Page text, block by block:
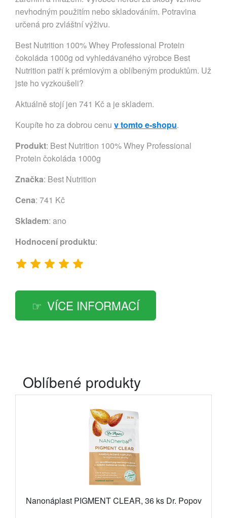
nevhodným použitím nebo skladováním. Potravina
určená pro zvláštní výživu.
Best Nutrition 100% Whey Professional Protein
čokoláda 1000g od vyhledávaného výrobce Best
Nutrition patří k prémiovým a oblíbeným produktům. Už
jste ho vyzkoušeli?
Aktuálně stojí jen 741 Kč a je skladem.
Koupíte ho za dobrou cenu v tomto e-shopu.
Produkt: Best Nutrition 100% Whey Professional
Protein čokoláda 1000g
Značka: Best Nutrition
Cena: 741 Kč
Skladem: ano
Hodnocení produktu:
VÍCE INFORMACÍ
Oblíbené produkty
Nanonáplast PIGMENT CLEAR, 36 ks Dr. Popov